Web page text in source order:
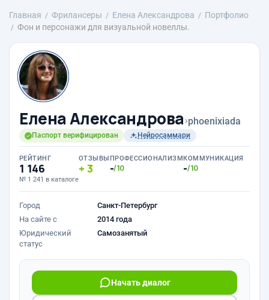
Главная Фрилансеры Елена Александрова
Портфолио
Фон и персонажи для визуальной новеллы.
Елена Александрова›phoenixiada
Паспорт верифицирован Нейросаммари
РЕЙТИНГ
1 146
№ 1 241 в каталоге
ОТЗЫВЫ
3
ПРОФЕССИОНАЛИЗМ
-/10
КОММУНИКАЦИЯ
-/10
Город
Санкт-Петербург
На сайте с
2014 года
Юридический
статус
Самозанятый
Начать диалог